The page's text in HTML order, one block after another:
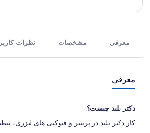
معرفی مشخصات نظرات
معرفی
دکتر بلید چیست؟
کار دکتر بلید در پرینتر و فتوکپی های